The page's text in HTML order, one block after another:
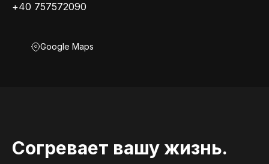
+40 757572090
Google Maps
Согревает вашу жизнь.